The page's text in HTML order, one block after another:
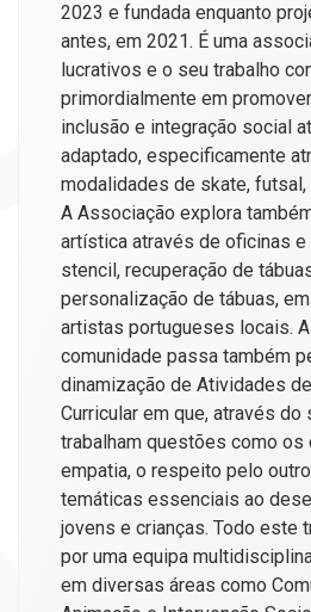
2023 e fundada enquanto
antes, em 2021. É uma
lucrativos e o seu trabalho
primordialmente em
inclusão e integração social
adaptado, especificamente
modalidades de skate,
A Associação explora
artística através de oficinas
stencil, recuperação de
personalização de tábuas,
artistas portugueses locais.
comunidade passa também
dinamização de Atividades
Curricular em que, através do
trabalham questões como os
empatia, o respeito pelo
temáticas essenciais ao
jovens e crianças. Todo este
por uma equipa
em diversas áreas como